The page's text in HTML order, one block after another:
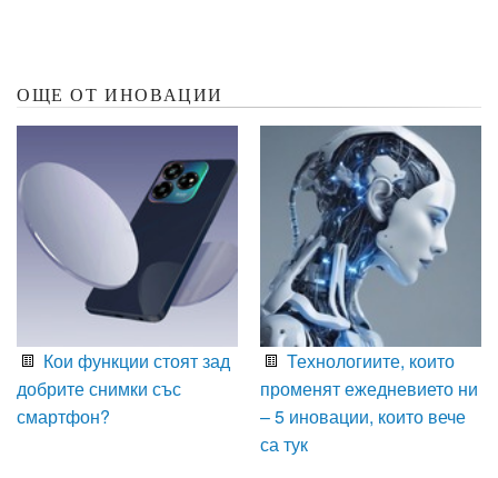
ОЩЕ ОТ ИНОВАЦИИ
Кои функции стоят зад
добрите снимки със
смартфон?
Технологиите, които
променят ежедневието ни
– 5 иновации, които вече
са тук